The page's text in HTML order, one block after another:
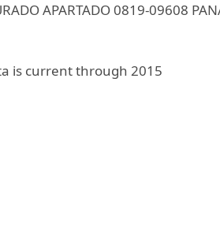
APARTADO 0819-09608
is current through 2015